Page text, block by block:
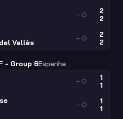
2
2
—
Vallès
2
2
—
- Group 6Espanha
1
1
—
1
1
—